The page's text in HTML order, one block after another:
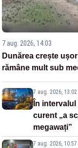
7 aug. 2026, 14:03
Dunărea crește
rămâne mult sub
7 aug. 2026, 13:02
În intervalul
curent „a
megawați”
7 aug. 2026, 10:57